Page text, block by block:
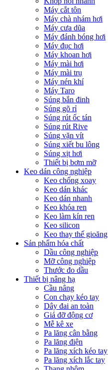
Máy cắt tôn
Máy chà nhám hơi
Máy cưa dũa
Máy đánh bóng hơi
Máy đục hơi
Máy khoan hơi
Máy mài hơi
Máy mài trụ
Máy nén khí
Máy Taro
Súng bắn đinh
Súng gõ rỉ
Súng rút ốc tán
Súng rút Rive
Súng vặn vít
Súng xiết bu lông
Súng xịt hơi
Thiết bị bơm mỡ
Keo dán công nghiệp
Keo chống xoay
Keo dán khác
Keo dán nhanh
Keo khóa ren
Keo làm kín ren
Keo silicon
Keo thay thế gioăng
Sản phẩm hóa chất
Dầu công nghiệp
Mỡ công nghiệp
Thước đo dầu
Thiết bị nâng hạ
Cầu nâng
Con chạy kéo tay
Dây đai an toàn
Giá đỡ động cơ
Mễ kê xe
Pa lăng cân bằng
Pa lăng điện
Pa lăng xích kéo tay
Pa lăng xích lắc tay